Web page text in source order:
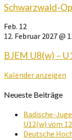
Schwarzwald-
Feb. 12
12. Februar 2027 @
BJEM U8(w) –
Kalender anzeigen
Neueste Beiträge
Badische-
U12(w) vom
Deutsche